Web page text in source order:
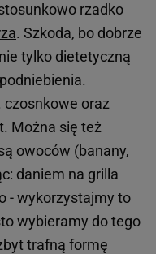
rzadko
. Szkoda, bo dobrze
tylko dietetyczną
czosnkowe oraz
Można się też
owoców (banany,
daniem na grilla
- wykorzystajmy to
wybieramy do tego
trafną formę